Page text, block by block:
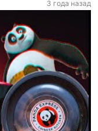
3 года назад